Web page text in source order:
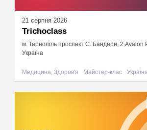
21 серпня 2026
Trichoclass
м. Тернопіль проспект С. Бандери, 2 Avalon
Україна
Медицина, Здоров'я Майстер-клас Україна